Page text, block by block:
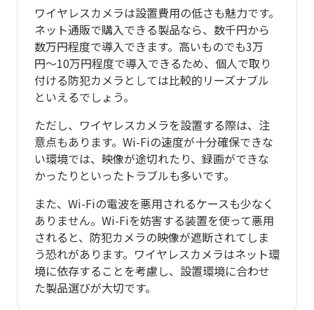
ワイヤレスカメラは設置費用の低さも魅力です。
ネット通販で購入できる製品なら、数千円から
数万円程度で導入できます。高いものでも3万
円〜10万円程度で導入できるため、個人で取り
付ける防犯カメラとしては比較的リーズナブル
といえるでしょう。
ただし、ワイヤレスカメラを設置する際は、注
意点もあります。Wi-Fiの速度が十分確保できな
い環境では、映像が途切れたり、録画ができな
かったりといったトラブルも多いです。
また、Wi-Fiの電波を悪用されるケースも少なく
ありません。Wi-Fiを妨害する装置を使って悪用
されると、防犯カメラの映像が遮断されてしま
う恐れがあります。ワイヤレスカメラはネット環
境に依存することを考慮し、設置環境に合わせ
た製品選びが大切です。